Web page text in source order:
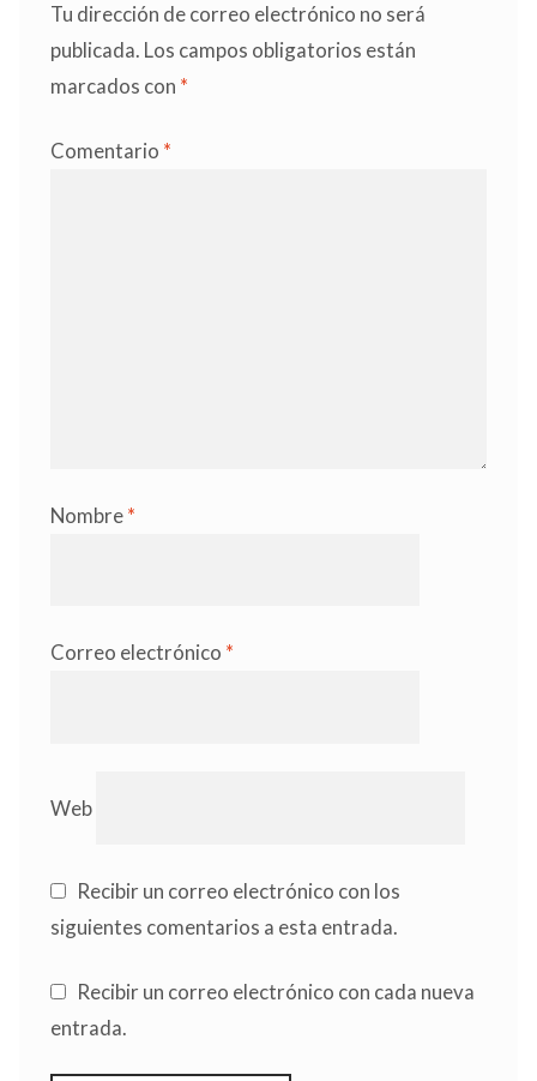
Tu dirección de correo electrónico no será
publicada. Los campos obligatorios están
marcados con *
Comentario *
Nombre*
Correo electrónico *
Web
Recibir un correo electrónico con los
siguientes comentarios a esta entrada.
Recibir un correo electrónico con cada nueva
entrada.